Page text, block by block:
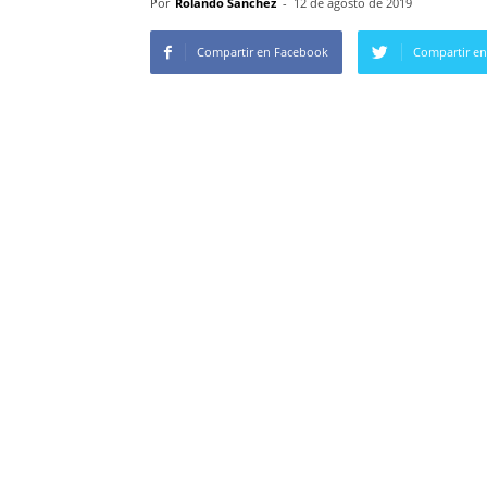
Compartir en Facebook Compartir